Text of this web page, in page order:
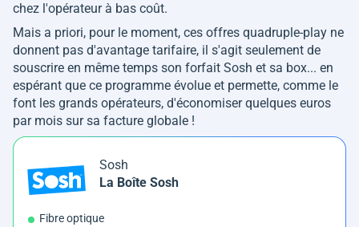
chez l'opérateur à bas coût.
Mais a priori, pour le moment, ces offres quadruple-play ne
donnent pas d'avantage tarifaire, il s'agit seulement de
souscrire en même temps son forfait Sosh et sa box... en
espérant que ce programme évolue et permette, comme le
font les grands opérateurs, d'économiser quelques euros
par mois sur sa facture globale !
Sosh
La Boîte Sosh
Fibre optique